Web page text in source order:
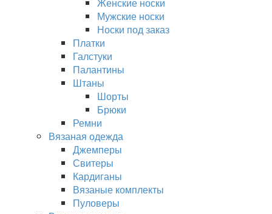
Мужские носки
Носки под заказ
Платки
Галстуки
Палантины
Штаны
Шорты
Брюки
Ремни
Вязаная одежда
Джемперы
Свитеры
Кардиганы
Вязаные комплекты
Пуловеры